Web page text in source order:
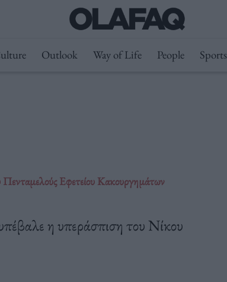
Outlook Way of Life People Sports
Πενταμελούς Εφετείου Κακουργημάτων
η υπεράσπιση του Νίκου